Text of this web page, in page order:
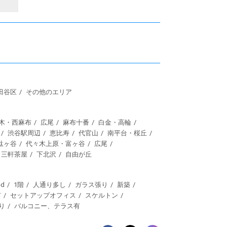
谷区 その他のエリア
・西麻布 広尾 麻布十番
白金・高輪
渋谷駅周辺 恵比寿 代官山
南平台・桜丘
ヶ谷 代々木上原・富ヶ谷
広尾
三軒茶屋 下北沢 自由が丘
1階 人通り多し ガラス張り
新築
セットアップオフィス
スケルトン
バルコニー、テラス有